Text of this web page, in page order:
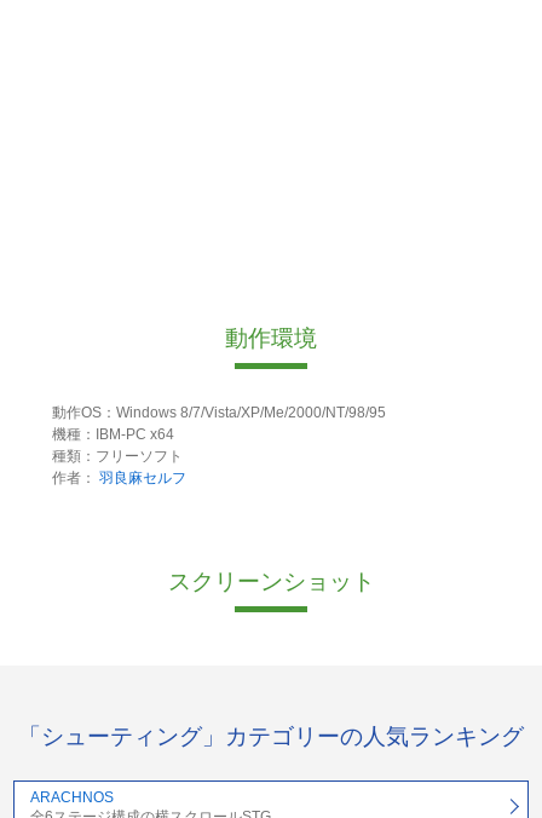
動作環境
動作OS：Windows 8/7/Vista/XP/Me/2000/NT/98/95
機種：IBM-PC x64
種類：フリーソフト
作者： 羽良麻セルフ
スクリーンショット
「シューティング」カテゴリーの人気ランキング
ARACHNOS